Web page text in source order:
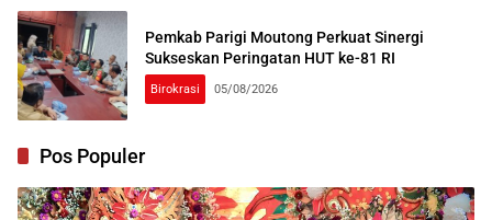
Pemkab Parigi Moutong Perkuat Sinergi
Sukseskan Peringatan HUT ke-81 RI
Birokrasi 05/08/2026
Pos Populer